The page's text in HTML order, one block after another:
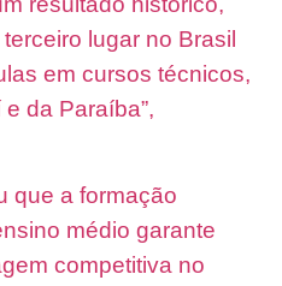
lugar no Brasil
em cursos técnicos,
da Paraíba”,
que a formação
médio garante
competitiva no